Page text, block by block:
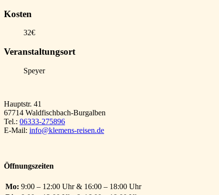
Kosten
32€
Veranstaltungsort
Speyer
Hauptstr. 41
67714 Waldfischbach-Burgalben
Tel.: 06333-275896
E-Mail: info@klemens-reisen.de
Öffnungszeiten
Mo: 9:00 – 12:00 Uhr & 16:00 – 18:00 Uhr